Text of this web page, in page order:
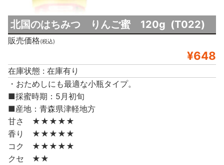
北国のはちみつ りんご蜜 120g (T022)
販売価格(税込)
¥648
在庫状態 : 在庫有り
・おためしにも最適な小瓶タイプ。
■採蜜時期：5月初旬
■産地：青森県津軽地方
甘さ ★★★★★
香り ★★★★★
コク ★★★★★
クセ ★★